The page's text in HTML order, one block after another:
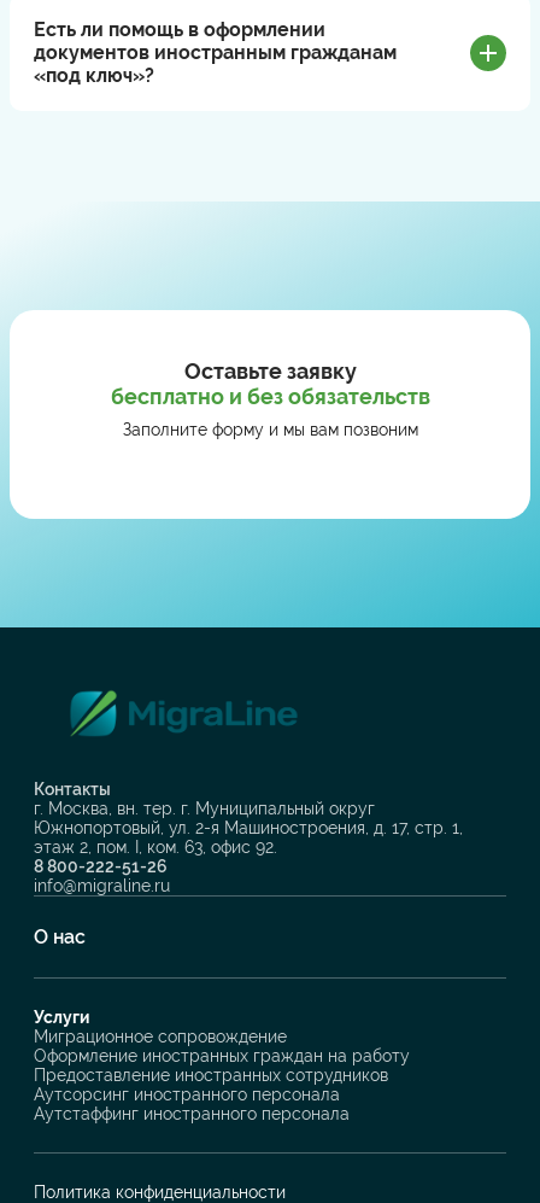
Есть ли помощь в оформлении
документов иностранным гражданам
«под ключ»?
Оставьте заявку
бесплатно и без обязательств
Заполните форму и мы вам позвоним
Контакты
г. Москва, вн. тер. г. Муниципальный округ
Южнопортовый, ул. 2-я Машиностроения, д. 17, стр. 1,
этаж 2, пом. I, ком. 63, офис 92.
8 800-222-51-26
info@migraline.ru
О нас
Услуги
Миграционное сопровождение
Оформление иностранных граждан на работу
Предоставление иностранных сотрудников
Аутсорсинг иностранного персонала
Аутстаффинг иностранного персонала
Политика конфиденциальности